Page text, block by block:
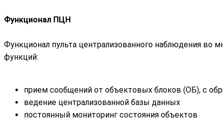
Функционал ПЦН
Функционал пульта централизованного наблюдения во
функций:
прием сообщений от объектовых блоков (ОБ), с
ведение централизованной базы данных
постоянный мониторинг состояния объектов